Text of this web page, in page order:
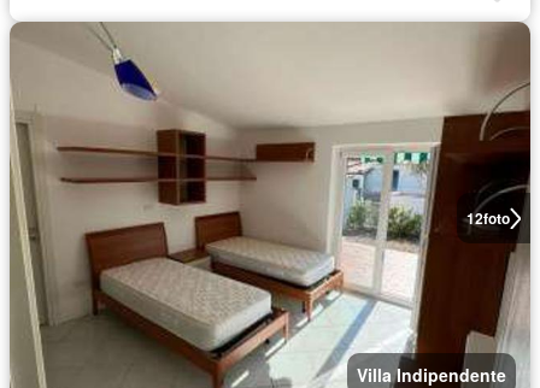
12foto
Villa Indipendente